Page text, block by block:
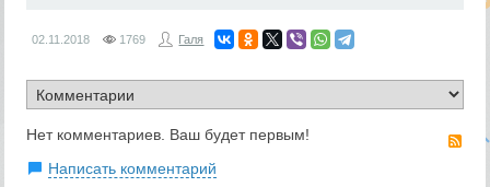
02.11.2018 1769 Галя
Нет комментариев. Ваш будет первым!
Написать комментарий